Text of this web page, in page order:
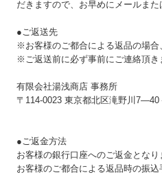
だきますので、お早めにメールまた
●ご返送先
※お客様のご都合による返品の場合
※ご返送前に必ず事前にご連絡頂き
有限会社湯浅商店 事務所
〒114-0023 東京都北区滝野川7―40
●ご返金方法
お客様の銀行口座へのご返金となり
お客様のご都合による返品時の振